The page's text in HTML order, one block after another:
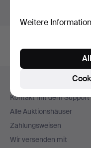
Fußzeilen-
Navigation
Kontakt mit dem
Alle Auktionshäuser
Zahlungsweisen
Wir versenden mit
Weitere